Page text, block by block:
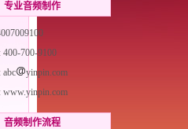
专业音频制作
400-700-9100
abc
yinpin.com
www.yinpin.com
音频制作流程